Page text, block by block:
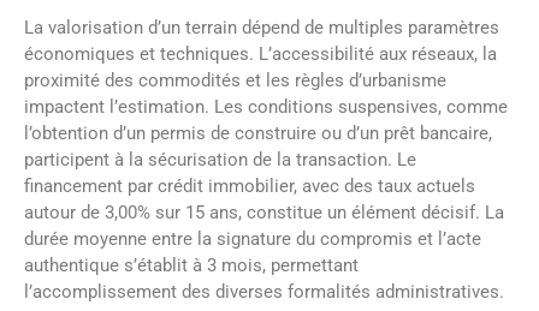
La valorisation d’un terrain dépend de multiples paramètres
économiques et techniques. L’accessibilité aux réseaux, la
proximité des commodités et les règles d’urbanisme
impactent l’estimation. Les conditions suspensives, comme
l’obtention d’un permis de construire ou d’un prêt bancaire,
participent à la sécurisation de la transaction. Le
financement par crédit immobilier, avec des taux actuels
autour de 3,00% sur 15 ans, constitue un élément décisif. La
durée moyenne entre la signature du compromis et l’acte
authentique s’établit à 3 mois, permettant
l’accomplissement des diverses formalités administratives.